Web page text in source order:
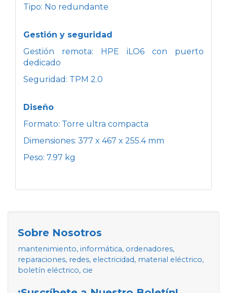
Tipo: No redundante
Gestión y seguridad
Gestión remota: HPE iLO6 con puerto
dedicado
Seguridad: TPM 2.0
Diseño
Formato: Torre ultra compacta
Dimensiones: 377 x 467 x 255.4 mm
Peso: 7.97 kg
Sobre Nosotros
mantenimiento, informática, ordenadores,
reparaciones, redes, electricidad, material eléctrico,
boletín eléctrico, cie